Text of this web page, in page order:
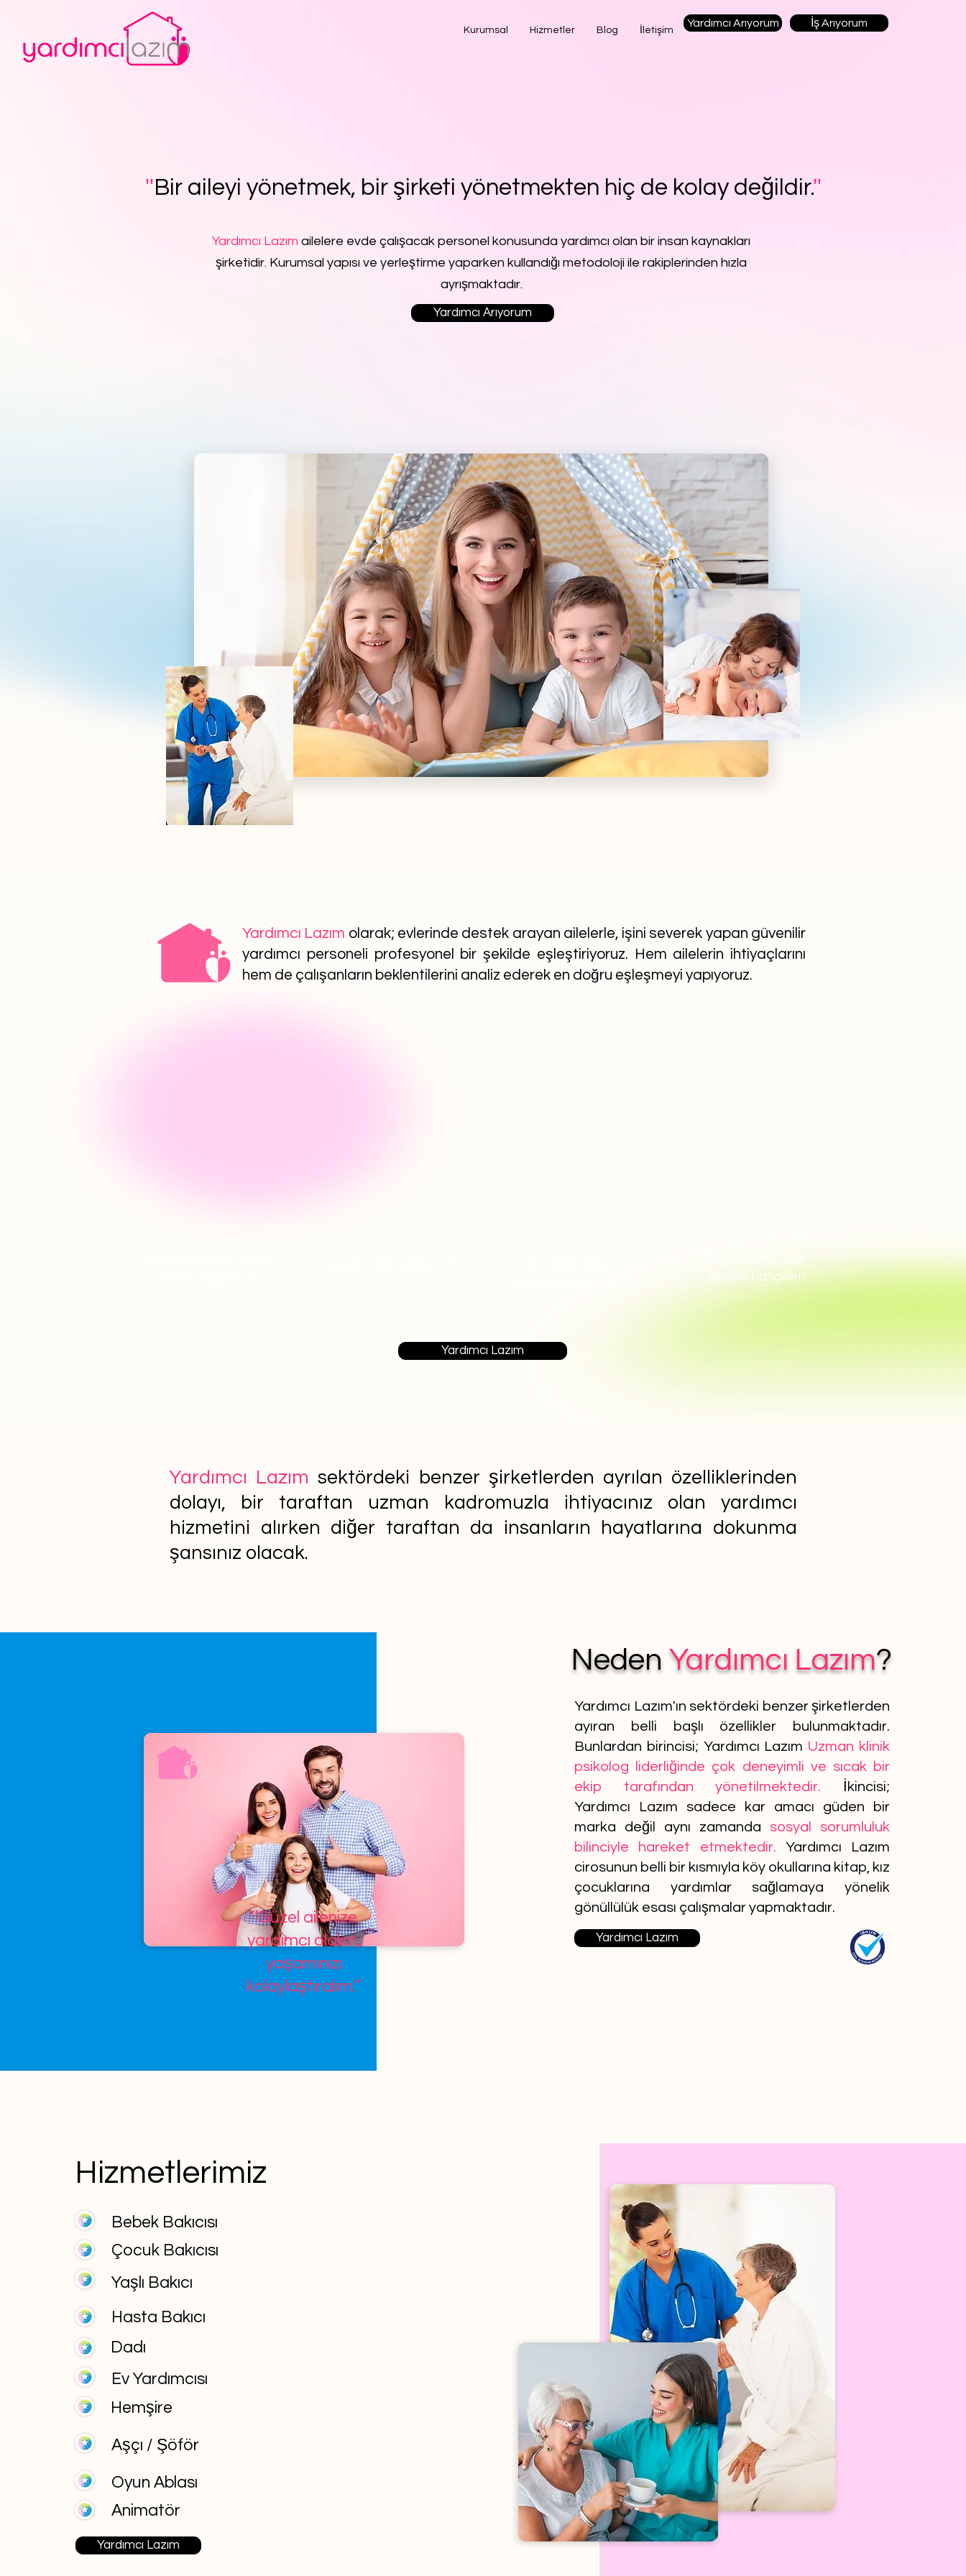
Kurumsal Hizmetler Blog İletişim
Yardımcı Arıyorum İş Arıyorum
''Bir aileyi yönetmek, bir şirketi yönetmekten hiç de kolay değildir.''
Yardımcı Lazım ailelere evde çalışacak personel konusunda yardımcı olan bir insan kaynakları
şirketidir. Kurumsal yapısı ve yerleştirme yaparken kullandığı metodoloji ile rakiplerinden hızla
ayrışmaktadır.
Yardımcı Arıyorum
Yardımcı Lazım olarak; evlerinde destek arayan ailelerle, işini severek yapan güvenilir
yardımcı personeli profesyonel bir şekilde eşleştiriyoruz. Hem ailelerin ihtiyaçlarını
hem de çalışanların beklentilerini analiz ederek en doğru eşleşmeyi yapıyoruz.
En çok bakıcı alan
şehirler hangileri?
Yardımcı Lazım
Yardımcı Lazım sektördeki benzer şirketlerden ayrılan özelliklerinden
dolayı, bir taraftan uzman kadromuzla ihtiyacınız olan yardımcı
hizmetini alırken diğer taraftan da insanların hayatlarına dokunma
şansınız olacak.
’’Güzel ailenize
yardımcı olalım,
yaşamınızı
kolaylaştıralım.’’
Neden Yardımcı Lazım?
Yardımcı Lazım'ın sektördeki benzer şirketlerden
ayıran belli başlı özellikler bulunmaktadır.
Bunlardan birincisi; Yardımcı Lazım Uzman klinik
psikolog liderliğinde çok deneyimli ve sıcak bir
ekip tarafından yönetilmektedir.
İkincisi;
Yardımcı Lazım sadece kar amacı güden bir
marka değil aynı zamanda sosyal sorumluluk
bilinciyle hareket etmektedir. Yardımcı Lazım
cirosunun belli bir kısmıyla köy okullarına kitap, kız
çocuklarına yardımlar sağlamaya yönelik
gönüllülük esası çalışmalar yapmaktadır.
Yardımcı Lazım
Hizmetlerimiz
Bebek Bakıcısı
Çocuk Bakıcısı
Yaşlı Bakıcı
Hasta Bakıcı
Dadı
Ev Yardımcısı
Hemşire
Aşçı / Şöför
Oyun Ablası
Animatör
Yardımcı Lazım